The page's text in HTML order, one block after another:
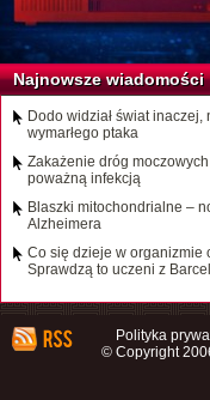
Najnowsze wiadomości
Dodo widział świat inaczej,
wymarłego ptaka
Zakażenie dróg
poważną infekcją
Blaszki mitochondrialne –
Alzheimera
Co się dzieje w organizmie
Sprawdzą to uczeni z
Polityka
© Copyright